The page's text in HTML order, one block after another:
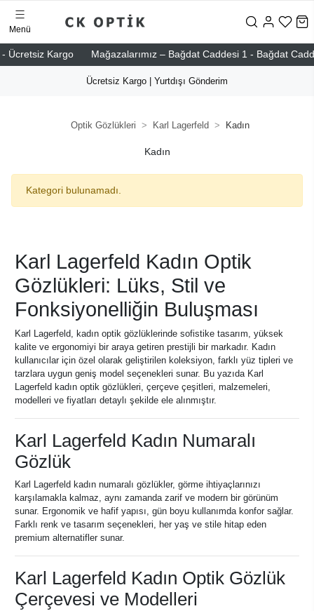
Kargo Mağazalarımız – Bağdat Caddesi 1 - Bağdat
Menü
Ücretsiz Kargo | Yurtdışı Gönderim
Optik Gözlükleri Karl Lagerfeld Kadın
Kadın
Kategori bulunamadı.
Karl Lagerfeld Kadın Optik
Gözlükleri: Lüks, Stil ve
Fonksiyonelliğin Buluşması
Karl Lagerfeld, kadın optik gözlüklerinde sofistike tasarım, yüksek
kalite ve ergonomiyi bir araya getiren prestijli bir markadır. Kadın
kullanıcılar için özel olarak geliştirilen koleksiyon, farklı yüz tipleri ve
tarzlara uygun geniş model seçenekleri sunar. Bu yazıda Karl
Lagerfeld kadın optik gözlükleri, çerçeve çeşitleri, malzemeleri,
modelleri ve fiyatları detaylı şekilde ele alınmıştır.
Karl Lagerfeld Kadın Numaralı
Gözlük
Karl Lagerfeld kadın numaralı gözlükler, görme ihtiyaçlarınızı
karşılamakla kalmaz, aynı zamanda zarif ve modern bir görünüm
sunar. Ergonomik ve hafif yapısı, gün boyu kullanımda konfor sağlar.
Farklı renk ve tasarım seçenekleri, her yaş ve stile hitap eden
premium alternatifler sunar.
Karl Lagerfeld Kadın Optik Gözlük
Çerçevesi ve Modelleri